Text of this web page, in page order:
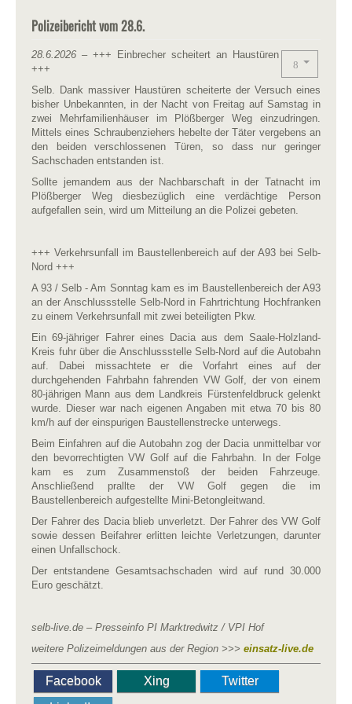
Polizeibericht vom 28.6.
28.6.2026 – +++ Einbrecher scheitert an Haustüren
+++
Selb. Dank massiver Haustüren scheiterte der Versuch eines
bisher Unbekannten, in der Nacht von Freitag auf Samstag in
zwei Mehrfamilienhäuser im Plößberger Weg einzudringen.
Mittels eines Schraubenziehers hebelte der Täter vergebens an
den beiden verschlossenen Türen, so dass nur geringer
Sachschaden entstanden ist.
Sollte jemandem aus der Nachbarschaft in der Tatnacht im
Plößberger Weg diesbezüglich eine verdächtige Person
aufgefallen sein, wird um Mitteilung an die Polizei gebeten.
+++ Verkehrsunfall im Baustellenbereich auf der A93 bei Selb-
Nord +++
A 93 / Selb - Am Sonntag kam es im Baustellenbereich der A93
an der Anschlussstelle Selb-Nord in Fahrtrichtung Hochfranken
zu einem Verkehrsunfall mit zwei beteiligten Pkw.
Ein 69-jähriger Fahrer eines Dacia aus dem Saale-Holzland-
Kreis fuhr über die Anschlussstelle Selb-Nord auf die Autobahn
auf. Dabei missachtete er die Vorfahrt eines auf der
durchgehenden Fahrbahn fahrenden VW Golf, der von einem
80-jährigen Mann aus dem Landkreis Fürstenfeldbruck gelenkt
wurde. Dieser war nach eigenen Angaben mit etwa 70 bis 80
km/h auf der einspurigen Baustellenstrecke unterwegs.
Beim Einfahren auf die Autobahn zog der Dacia unmittelbar vor
den bevorrechtigten VW Golf auf die Fahrbahn. In der Folge
kam es zum Zusammenstoß der beiden Fahrzeuge.
Anschließend prallte der VW Golf gegen die im
Baustellenbereich aufgestellte Mini-Betongleitwand.
Der Fahrer des Dacia blieb unverletzt. Der Fahrer des VW Golf
sowie dessen Beifahrer erlitten leichte Verletzungen, darunter
einen Unfallschock.
Der entstandene Gesamtsachschaden wird auf rund 30.000
Euro geschätzt.
selb-live.de – Presseinfo PI Marktredwitz / VPI Hof
weitere Polizeimeldungen aus der Region >>> einsatz-live.de
Facebook Xing
Twitter